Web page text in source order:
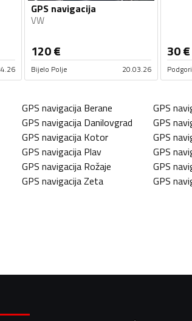
GPS navigacija
VW
120€
Bijelo Polje 20.03.26
30€
GPS navigacija Berane GPS
GPS navigacija Danilovgrad GPS
GPS navigacija Kotor GPS
GPS navigacija Plav GPS
GPS navigacija Rožaje GPS
GPS navigacijaZeta GPS